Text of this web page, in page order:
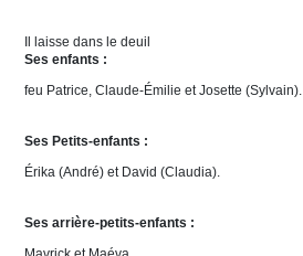
Il laisse dans le deuil
Ses enfants :
feu Patrice, Claude-Émilie et Josette (Sylvain).
Ses Petits-enfants :
Érika (André) et David (Claudia).
Ses arrière-petits-enfants :